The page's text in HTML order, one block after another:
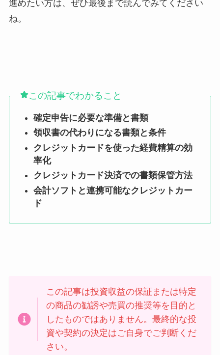
進めたい方は、ぜひ最後まで読んでみてください
ね。
この記事でわかること
確定申告に必要な準備と書類
領収書の代わりになる書類と条件
クレジットカードを使った経費精算の効
率化
クレジットカード決済での書類保管方法
会計ソフトと連携可能なクレジットカー
ド
この記事は投資収益の保証または特定
の商品の勧誘や売買の推奨等を目的と
したものではありません。最終的な投
資や契約の決定はご自身でご判断くだ
さい。